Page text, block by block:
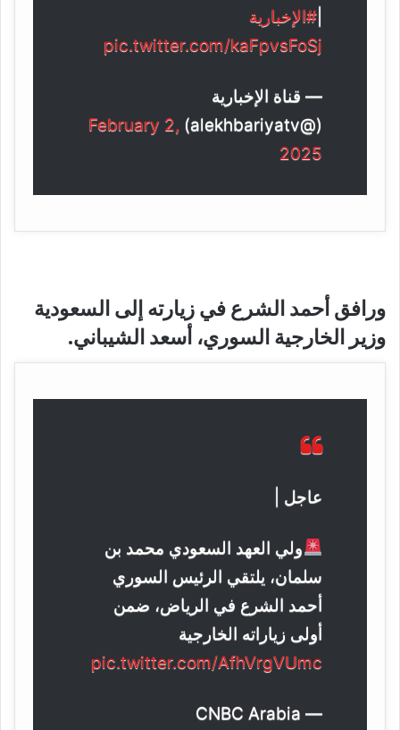
#الإخبارية
pic.twitter.com/kaFpvsFoSj
— قناة الإخبارية
(@alekhbariyatv)
February 2,
2025
ورافق أحمد الشرع في زيارته إلى السعودية
وزير الخارجية السوري، أسعد الشيباني.
عاجل |
ولي العهد السعودي محمد بن
سلمان، يلتقي الرئيس السوري
أحمد الشرع في الرياض، ضمن
أولى زياراته الخارجية
pic.twitter.com/AfhVrgVUmc
— CNBC Arabia